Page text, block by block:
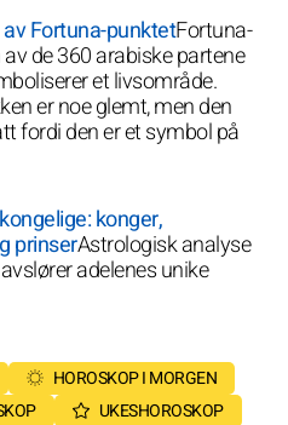
Fortuna-punktetFortuna-
de 360 arabiske partene
et livsområde.
er noe glemt, men den
fordi den er et symbol på
konger,
prinserAstrologisk analyse
adelenes unike
HOROSKOP I MORGEN
UKESHOROSKOP